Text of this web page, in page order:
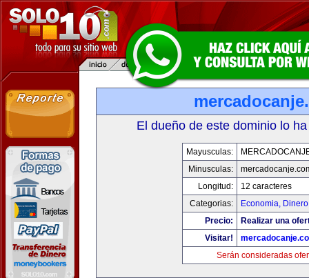
El dueño de este dominio lo
Mayusculas:
Minusculas:
Longitud:
12 caracteres
Categorias:
Economia,
Precio:
Realizar una
Visitar!
Serán consideradas